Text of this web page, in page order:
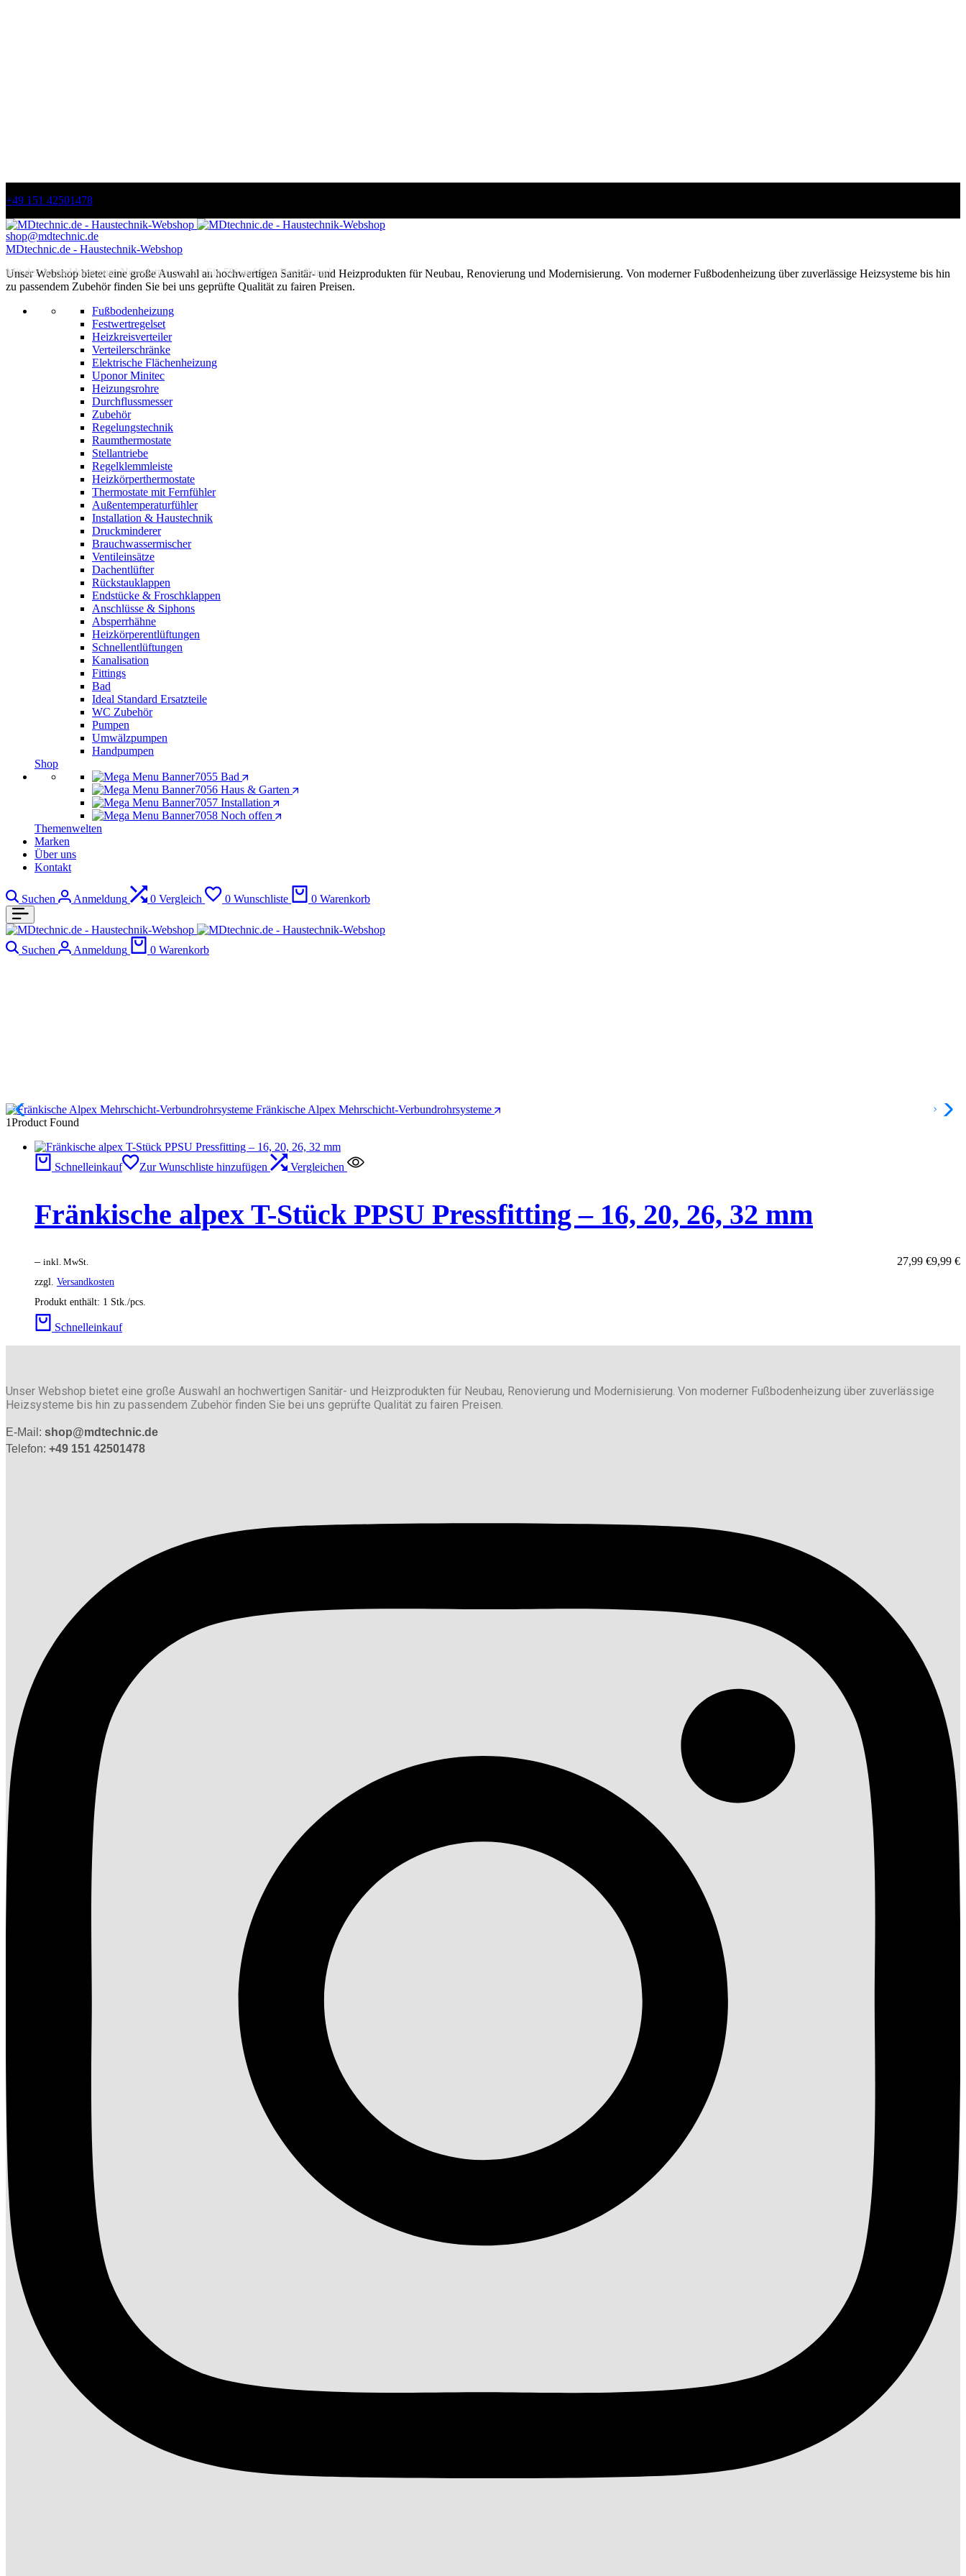
+49 151 42501478
shop@mdtechnic.de
Mit der Anmeldung zum Newsletter, sparen Sie 5% auf Ihre Bestellung!
MDtechnic.de - Haustechnik-Webshop
Unser Webshop bietet eine große Auswahl an hochwertigen Sanitär- und Heizprodukten für Neubau, Renovierung und Modernisierung. Von moderner Fußbodenheizung über zuverlässige Heizsysteme bis hin
zu passendem Zubehör finden Sie bei uns geprüfte Qualität zu fairen Preisen.
Fußbodenheizung
Festwertregelset
Heizkreisverteiler
Verteilerschränke
Elektrische Flächenheizung
Uponor Minitec
Heizungsrohre
Durchflussmesser
Zubehör
Regelungstechnik
Raumthermostate
Stellantriebe
Regelklemmleiste
Heizkörperthermostate
Thermostate mit Fernfühler
Außentemperaturfühler
Installation & Haustechnik
Druckminderer
Brauchwassermischer
Ventileinsätze
Dachentlüfter
Rückstauklappen
Endstücke & Froschklappen
Anschlüsse & Siphons
Absperrhähne
Heizkörperentlüftungen
Schnellentlüftungen
Kanalisation
Fittings
Bad
Ideal Standard Ersatzteile
WC Zubehör
Pumpen
Umwälzpumpen
Handpumpen
Shop
Bad
Haus & Garten
Installation
Noch offen
Themenwelten
Marken
Über uns
Kontakt
Suchen Anmeldung 0 Vergleich 0 Wunschliste 0 Warenkorb
Suchen Anmeldung 0 Warenkorb
Fränkische Alpex Mehrschicht-Verbundrohrsysteme
1Product Found
Schnelleinkauf Zur Wunschliste hinzufügen Vergleichen
Fränkische alpex T-Stück PPSU Pressfitting – 16, 20, 26, 32 mm
9,99 €
– 27,99 €
inkl. MwSt.
zzgl. Versandkosten
Produkt enthält: 1 Stk./pcs.
Schnelleinkauf
Unser Webshop bietet eine große Auswahl an hochwertigen Sanitär- und Heizprodukten für Neubau, Renovierung und Modernisierung. Von moderner Fußbodenheizung über zuverlässige
Heizsysteme bis hin zu passendem Zubehör finden Sie bei uns geprüfte Qualität zu fairen Preisen.
E-Mail: shop@mdtechnic.de
Telefon: +49 151 42501478